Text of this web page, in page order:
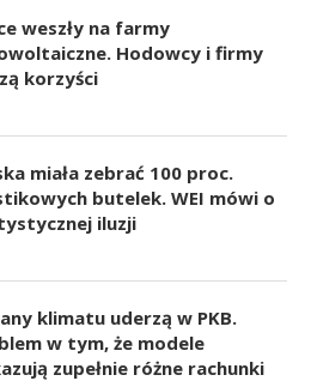
weszły na farmy
Hodowcy i firmy
korzyści
miała zebrać 100 proc.
butelek. WEI mówi o
iluzji
klimatu uderzą w PKB.
w tym, że modele
zupełnie różne rachunki